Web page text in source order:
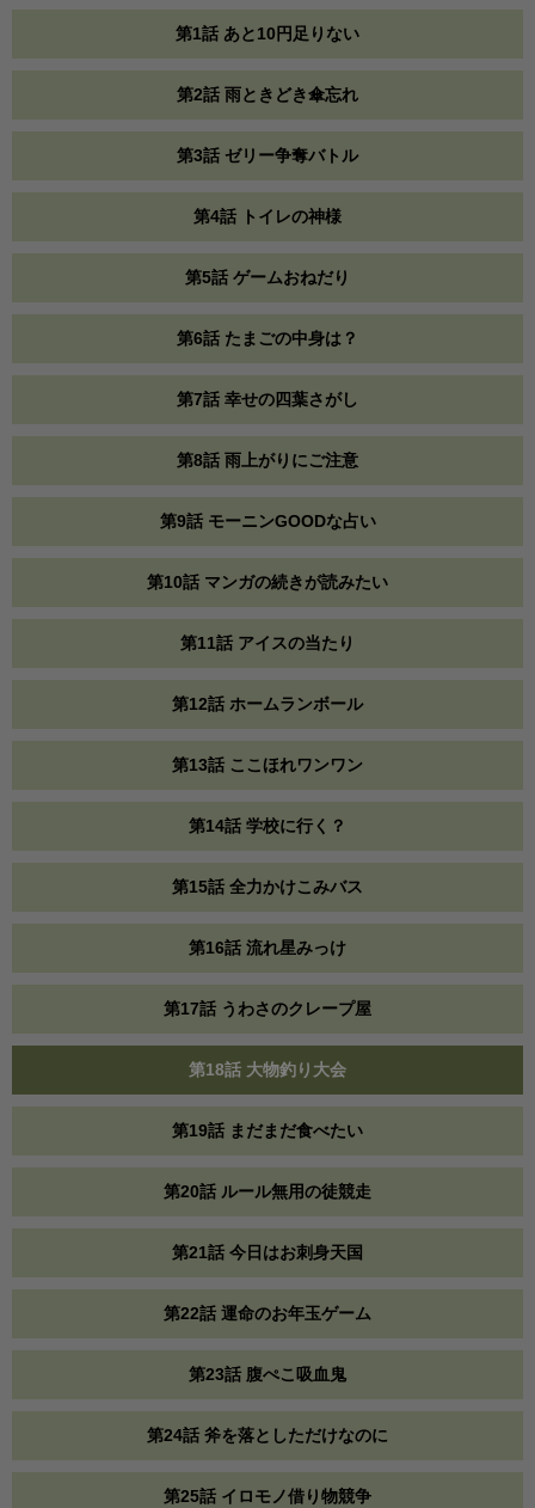
第1話 あと10円足りない
第2話 雨ときどき傘忘れ
第3話 ゼリー争奪バトル
第4話 トイレの神様
第5話 ゲームおねだり
第6話 たまごの中身は？
第7話 幸せの四葉さがし
第8話 雨上がりにご注意
第9話 モーニンGOODな占い
第10話 マンガの続きが読みたい
第11話 アイスの当たり
第12話 ホームランボール
第13話 ここほれワンワン
第14話 学校に行く？
第15話 全力かけこみバス
第16話 流れ星みっけ
第17話 うわさのクレープ屋
第18話 大物釣り大会
第19話 まだまだ食べたい
第20話 ルール無用の徒競走
第21話 今日はお刺身天国
第22話 運命のお年玉ゲーム
第23話 腹ぺこ吸血鬼
第24話 斧を落としただけなのに
第25話 イロモノ借り物競争